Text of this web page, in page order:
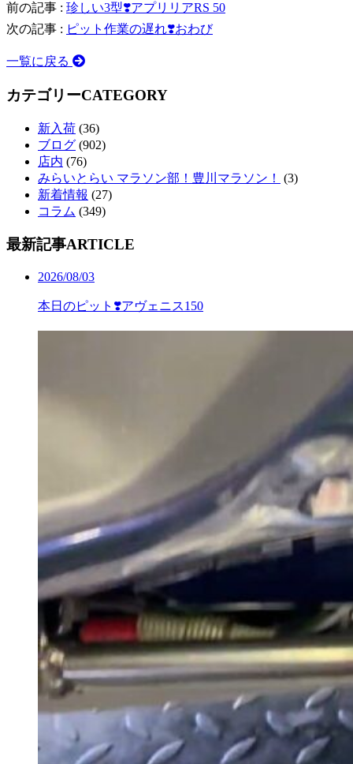
前の記事 : 珍しい3型❣️アプリリアRS 50
次の記事 : ピット作業の遅れ❣️おわび
一覧に戻る
カテゴリーCATEGORY
新入荷 (36)
ブログ (902)
店内 (76)
みらいとらい マラソン部！豊川マラソン！
(3)
新着情報 (27)
コラム (349)
最新記事ARTICLE
2026/08/03
本日のピット❣️アヴェニス150